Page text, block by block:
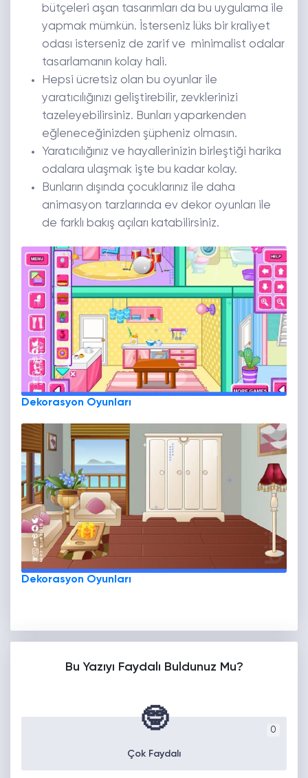
bütçeleri aşan tasarımları da bu uygulama ile
yapmak mümkün. İsterseniz lüks bir kraliyet
odası isterseniz de zarif ve minimalist odalar
tasarlamanın kolay hali.
Hepsi ücretsiz olan bu oyunlar ile
yaratıcılığınızı geliştirebilir, zevklerinizi
tazeleyebilirsiniz. Bunları yaparkenden
eğleneceğinizden şüpheniz olmasın.
Yaratıcılığınız ve hayallerinizin birleştiği harika
odalara ulaşmak işte bu kadar kolay.
Bunların dışında çocuklarınız ile daha
animasyon tarzlarında ev dekor oyunları ile
de farklı bakış açıları katabilirsiniz.
Dekorasyon Oyunları
Dekorasyon Oyunları
Bu Yazıyı Faydalı Buldunuz Mu?
0
🤓
Çok Faydalı